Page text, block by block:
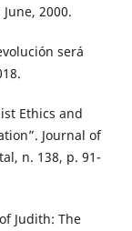
2000.
será
Ethics and
Journal of
n. 138, p. 91-
Judith: The